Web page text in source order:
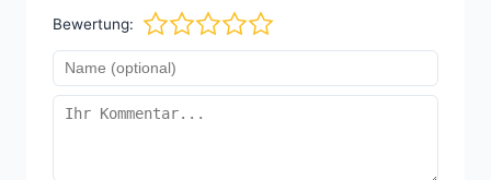
Bewertung: